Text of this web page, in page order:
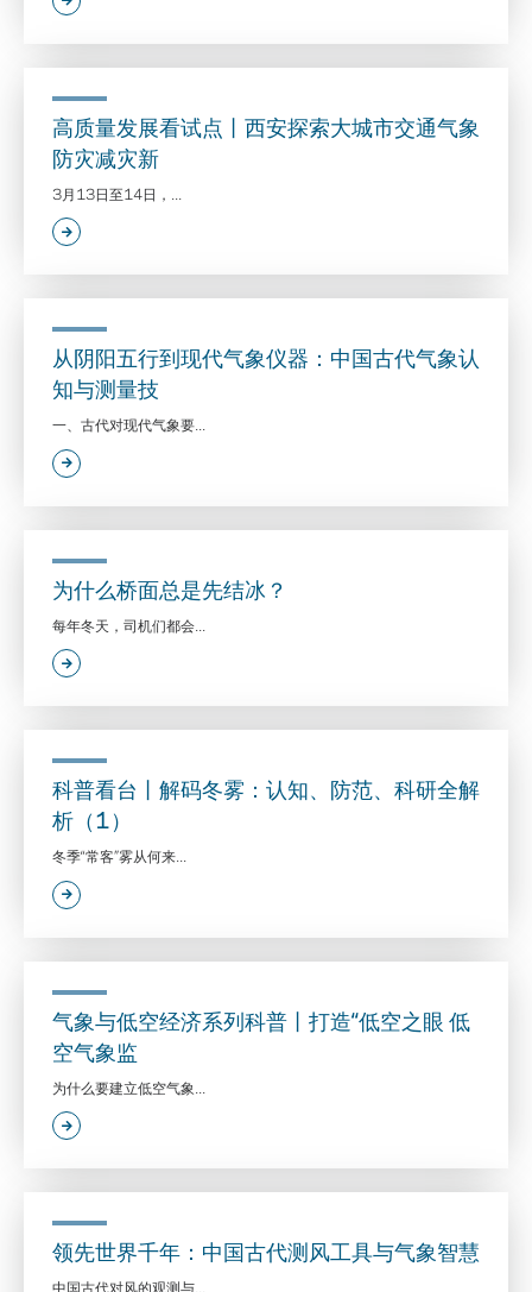
高质量发展看试点丨西安探索大城市交通气象
防灾减灾新
3月13日至14日，...
从阴阳五行到现代气象仪器：中国古代气象认
知与测量技
一、古代对现代气象要...
为什么桥面总是先结冰？
每年冬天，司机们都会...
科普看台丨解码冬雾：认知、防范、科研全解
析（1）
冬季“常客”雾从何来...
气象与低空经济系列科普丨打造“低空之眼 低
空气象监
为什么要建立低空气象...
领先世界千年：中国古代测风工具与气象智慧
中国古代对风的观测与...